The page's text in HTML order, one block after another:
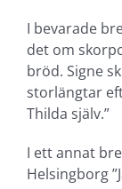
I bevarade
det om
bröd. Signe
storlängtar
Thilda själv.”
I ett annat
Helsingborg